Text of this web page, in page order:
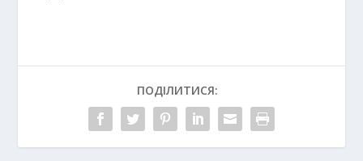
ПОДІЛИТИСЯ: